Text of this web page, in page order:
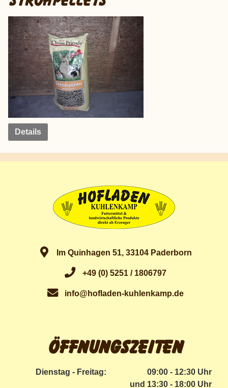
Details
Im Quinhagen 51, 33104 Paderborn
+49 (0) 5251 / 1806797
info@hofladen-kuhlenkamp.de
Öffnungszeiten
Dienstag - Freitag:
09:00 - 12:30 Uhr
und 13:30 - 18:00 Uhr